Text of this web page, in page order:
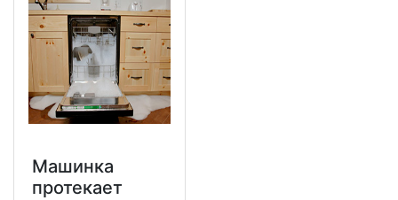
Машинка
протекает